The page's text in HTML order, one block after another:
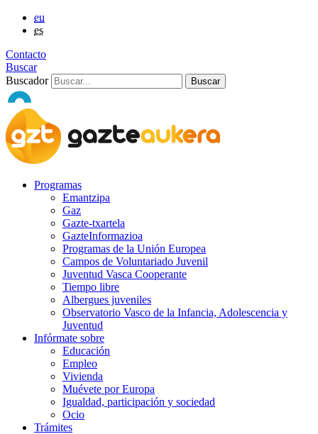
eu
es
Contacto
Buscar
Buscador
Programas
Emantzipa
Gaz
Gazte-txartela
GazteInformazioa
Programas de la Unión Europea
Campos de Voluntariado Juvenil
Juventud Vasca Cooperante
Tiempo libre
Albergues juveniles
Observatorio Vasco de la Infancia, Adolescencia y
Juventud
Infórmate sobre
Educación
Empleo
Vivienda
Muévete por Europa
Igualdad, participación y sociedad
Ocio
Trámites